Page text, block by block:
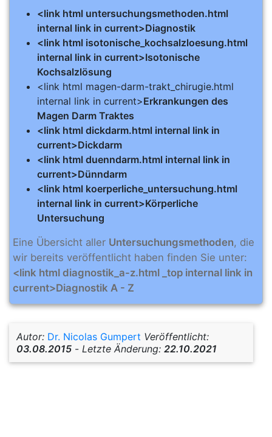
<link html untersuchungsmethoden.html
internal link in current>Diagnostik
<link html isotonische_kochsalzloesung.html
internal link in current>Isotonische
Kochsalzlösung
<link html magen-darm-trakt_chirugie.html
internal link in current>Erkrankungen des
Magen Darm Traktes
<link html dickdarm.html internal link in
current>Dickdarm
<link html duenndarm.html internal link in
current>Dünndarm
<link html koerperliche_untersuchung.html
internal link in current>Körperliche
Untersuchung
Eine Übersicht aller Untersuchungsmethoden, die
wir bereits veröffentlicht haben finden Sie unter:
<link html diagnostik_a-z.html _top internal link in
current>Diagnostik A - Z
Autor: Dr. Nicolas Gumpert Veröffentlicht:
03.08.2015 - Letzte Änderung: 22.10.2021